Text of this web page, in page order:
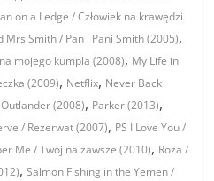
on a Ledge / Człowiek na krawędzi
Mrs Smith / Pan i Pani Smith (2005),
mojego kumpla (2008), My Life in
(2009), Netflix, Never Back
Outlander (2008), Parker (2013),
/ Rezerwat (2007), PS I Love You /
Me / Twój na zawsze (2010), Roza /
,Salmon Fishing in the Yemen /